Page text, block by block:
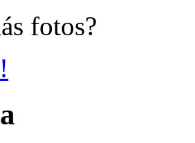
fotos?